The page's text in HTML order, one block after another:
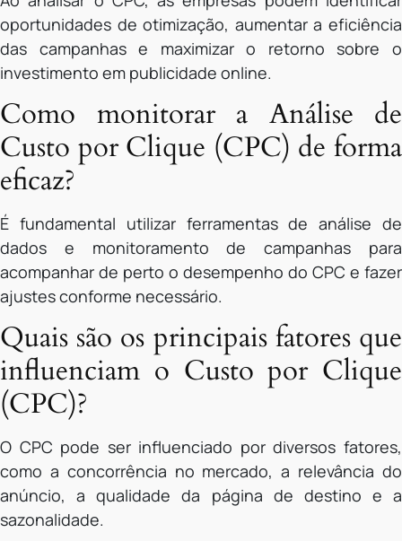
oportunidades de otimização, aumentar a eficiência
das campanhas e maximizar o retorno sobre o
investimento em publicidade online.
Como monitorar a Análise de
Custo por Clique (CPC) de forma
eficaz?
É fundamental utilizar ferramentas de análise de
dados e monitoramento de campanhas para
acompanhar de perto o desempenho do CPC e fazer
ajustes conforme necessário.
Quais são os principais fatores que
influenciam o Custo por Clique
(CPC)?
O CPC pode ser influenciado por diversos fatores,
como a concorrência no mercado, a relevância do
anúncio, a qualidade da página de destino e a
sazonalidade.